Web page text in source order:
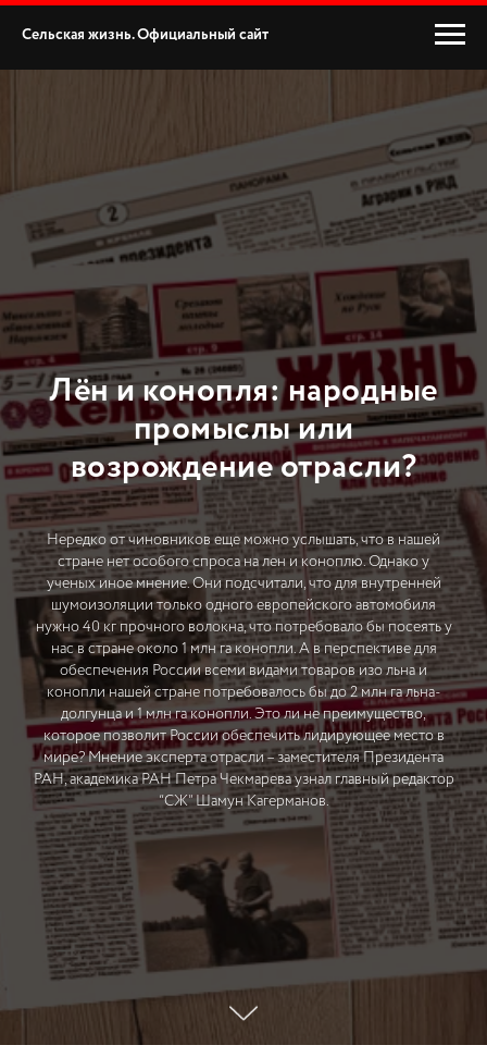
Сельская жизнь. Официальный сайт
Лён и конопля: народные
промыслы или
возрождение отрасли?
Нередко от чиновников еще можно услышать, что в нашей
стране нет особого спроса на лен и коноплю. Однако у
ученых иное мнение. Они подсчитали, что для внутренней
шумоизоляции только одного европейского автомобиля
нужно 40 кг прочного волокна, что потребовало бы посеять у
нас в стране около 1 млн га конопли. А в перспективе для
обеспечения России всеми видами товаров изо льна и
конопли нашей стране потребовалось бы до 2 млн га льна-
долгунца и 1 млн га конопли. Это ли не преимущество,
которое позволит России обеспечить лидирующее место в
мире? Мнение эксперта отрасли – заместителя Президента
РАН, академика РАН Петра Чекмарева узнал главный редактор
“СЖ” Шамун Кагерманов.